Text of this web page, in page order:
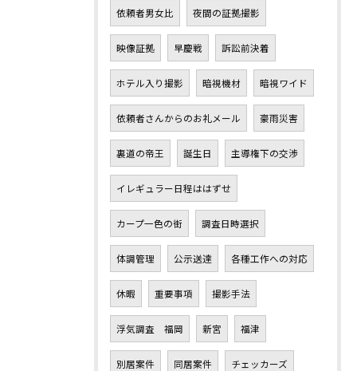
依頼者男女比 夜間の証拠撮影
映像証拠 早慶戦 訴訟前決着
ホテル入り撮影 暗視機材 暗視ワイド
依頼者さんからのお礼メール 豪雨災害
裏道の帝王 誕生日 主導権下の交渉
イレギュラー日程ははずせ
カープ一色の街 調査日時選択
体調管理 公示送達 各種工作への対応
休暇 重要事項 撮影手法
浮気調査 福岡 新宮 福津
別居案件 同居案件 チェッカーズ